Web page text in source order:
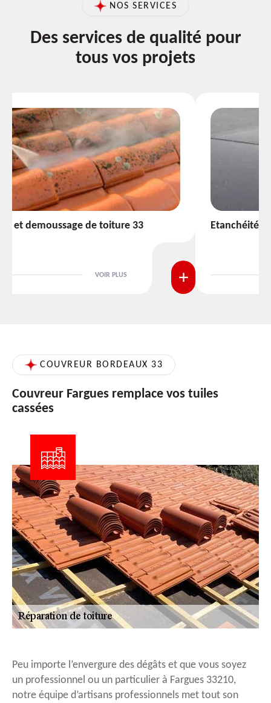
NOS SERVICES
Des services de qualité pour
tous vos projets
Etanchéité toiture 33
VOIR PLUS
COUVREUR BORDEAUX 33
Couvreur Fargues remplace vos tuiles
cassées
Peu importe l’envergure des dégâts et que vous soyez
un professionnel ou un particulier à Fargues 33210,
notre équipe d’artisans professionnels met tout son